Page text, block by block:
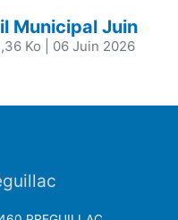
Municipal Juin
Ko | 06 Juin 2026